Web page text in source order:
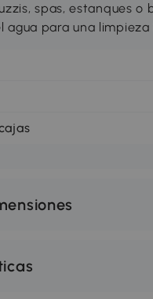
spas, estanques o
agua para una